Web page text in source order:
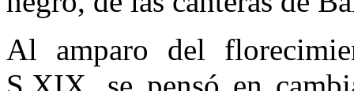
Al amparo del